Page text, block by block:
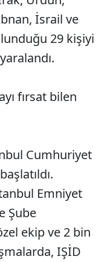
İsrail ve
29 kişiyi
fırsat bilen
Cumhuriyet
Emniyet
Şube
ekip ve 2 bin
IŞİD